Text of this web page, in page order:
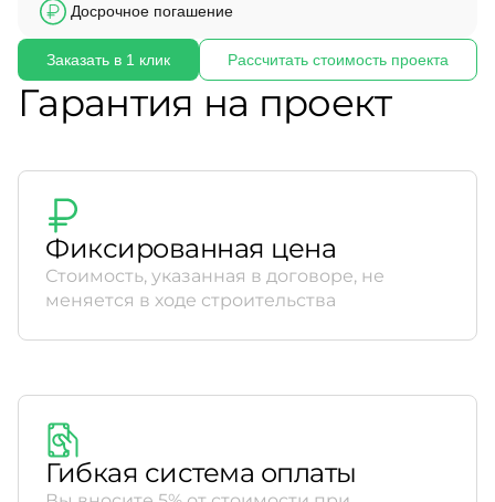
Досрочное погашение
Заказать в 1 клик Рассчитать стоимость проекта
Гарантия на проект
Фиксированная цена
Стоимость, указанная в договоре, не
меняется в ходе строительства
Гибкая система оплаты